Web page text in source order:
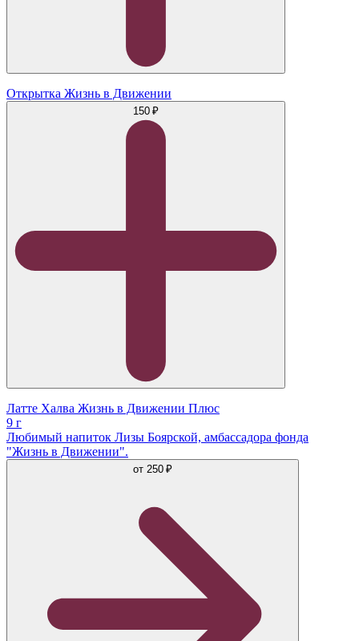
Открытка Жизнь в Движении
150 ₽
Латте Халва Жизнь в Движении Плюс
9 г
Любимый напиток Лизы Боярской, амбассадора фонда
"Жизнь в Движении".
от 250 ₽